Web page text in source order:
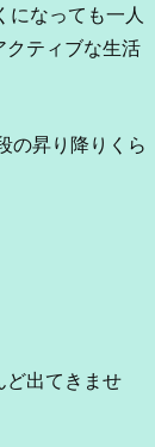
なっても一人
クティブな生活
の昇り降りくら
出てきませ